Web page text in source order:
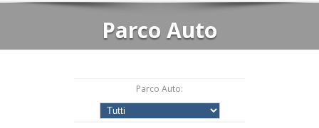
Parco Auto
Parco Auto: